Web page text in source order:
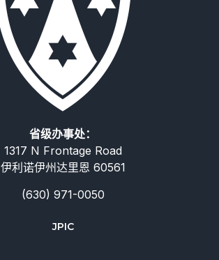
省级办事处：
1317 N Frontage Road
伊利诺伊州达里恩 60561
(630) 971-0050
JPIC